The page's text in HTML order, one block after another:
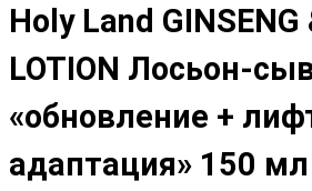
Holy Land GINSENG
LOTION Лосьон-
«обновление +
адаптация» 150 мл